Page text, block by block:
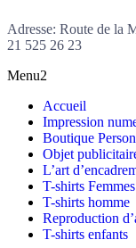
Adresse: Route de
21 525 26 23
Menu2
Accueil
Impression
Boutique
Objet
L’art
T-shirts Femmes
T-shirts homme
Reproduction
T-shirts enfants